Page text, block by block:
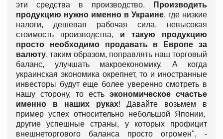
эти средства в производство.
Производить
продукцию нужно именно в Украине, где низкие
налоги, дешевая рабочая сила, невысокая
стоимость производства, и такую продукцию
просто необходимо продавать в Европе за
валюту, таким образом, поправлять наш торговый
баланс, улучшать макроекономику. А когда
украинская экономика окрепнет, то и иностранные
инвесторы будут еще более уверенно смотреть в
нашу сторону, то есть экономическое счастье
именно в наших руках! Давайте возьмем в
пример успех относительно небольшой Японии,
другие успешные страны, у которых профицит
внешнеторгового баланса просто огромен", -